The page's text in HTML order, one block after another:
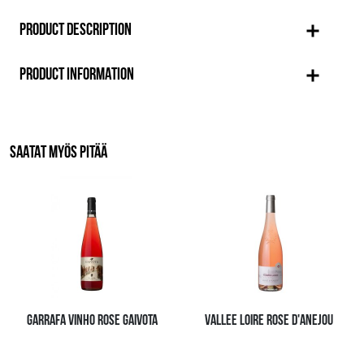
PRODUCT DESCRIPTION
PRODUCT INFORMATION
SAATAT MYÖS PITÄÄ
GARRAFA VINHO ROSE GAIVOTA VALLEE LOIRE ROSE D'ANEJOU